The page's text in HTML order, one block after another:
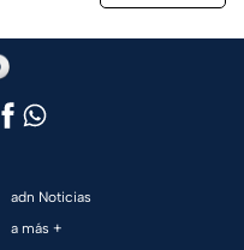
adn Noticias
a más +